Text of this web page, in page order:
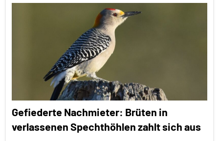
Tiergruppen
Empfohlene
Artikel
Ernährung
Gefiederte Nachmieter: Brüten in
verlassenen Spechthöhlen zahlt sich aus